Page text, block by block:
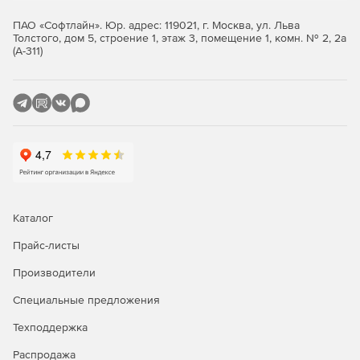
Exchange Online с мобильного устройства, отвечающее
всем нормативным требованиям.
Защита на первом плане
и является самой надежной и защищенной платформой
для инфраструктуры обмена сообщениями.
Exchange Server 2019 использует доступные
чем когда-либо, а также интеллектуально управляет
пользователям работать еще продуктивнее.
Безопасность
ПАО «Софтлайн». Юр. адрес: 119021, г. Москва, ул. Льва
Толстого, дом 5, строение 1, этаж 3, помещение 1, комн. № 2, 2а
(А-311)
Каталог
Прайс-листы
Производители
Специальные предложения
Техподдержка
Распродажа